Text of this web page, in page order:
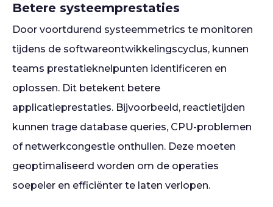
Betere systeemprestaties
Door voortdurend systeemmetrics te monitoren
tijdens de softwareontwikkelingscyclus, kunnen
teams prestatieknelpunten identificeren en
oplossen. Dit betekent betere
applicatieprestaties. Bijvoorbeeld, reactietijden
kunnen trage database queries, CPU-problemen
of netwerkcongestie onthullen. Deze moeten
geoptimaliseerd worden om de operaties
soepeler en efficiënter te laten verlopen.